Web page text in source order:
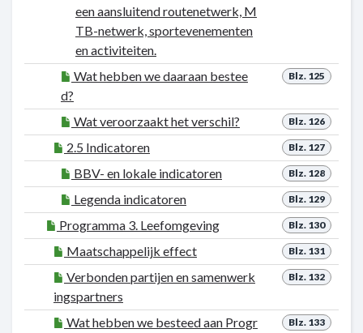
een aansluitend routenetwerk, M
TB-netwerk, sportevenementen
en activiteiten.
Blz. 125
Wat hebben we daaraan bestee
d?
Blz. 126
Wat veroorzaakt het verschil?
Blz. 127
2.5 Indicatoren
Blz. 128
BBV- en lokale indicatoren
Blz. 129
Legenda indicatoren
Blz. 130
Programma 3. Leefomgeving
Blz. 131
Maatschappelijk effect
Blz. 132
Verbonden partijen en samenwerk
ingspartners
Blz. 133
Wat hebben we besteed aan Progr